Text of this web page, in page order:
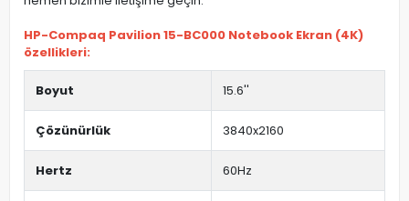
HP-Compaq Pavilion 15-BC000 Notebook Ekran (4K)
özellikleri:
Boyut 15.6''
Çözünürlük 3840x2160
Hertz 60Hz